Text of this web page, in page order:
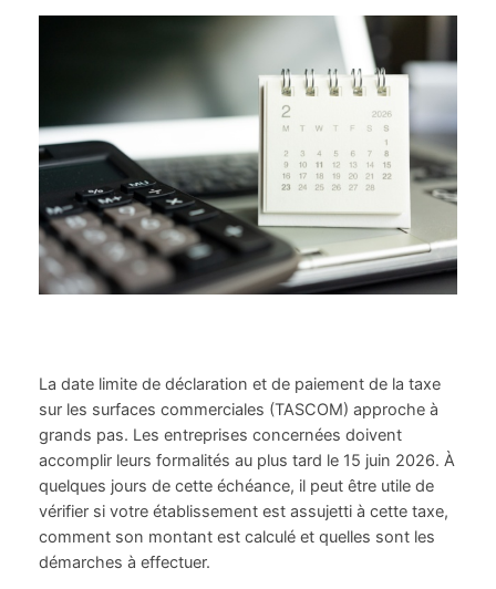
La date limite de déclaration et de paiement de la taxe
sur les surfaces commerciales (TASCOM) approche à
grands pas. Les entreprises concernées doivent
accomplir leurs formalités au plus tard le 15 juin 2026. À
quelques jours de cette échéance, il peut être utile de
vérifier si votre établissement est assujetti à cette taxe,
comment son montant est calculé et quelles sont les
démarches à effectuer.